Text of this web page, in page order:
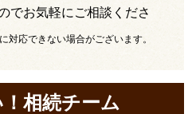
でお気軽にご相談くださ
応できない場合がございます。
相続チーム